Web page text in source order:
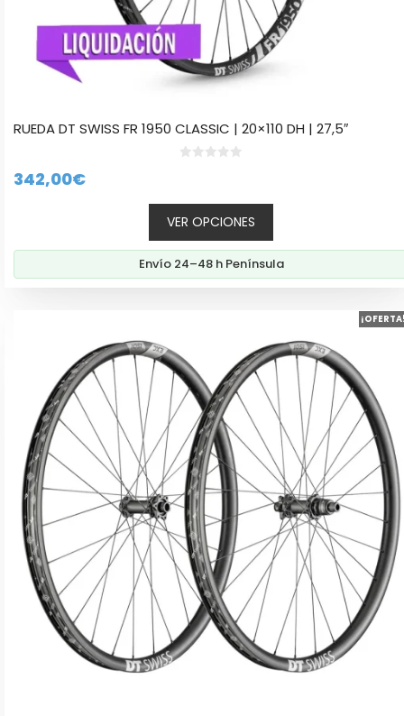
RUEDA DT SWISS FR 1950 CLASSIC | 20×110 DH | 27,5″
342,00€
VER OPCIONES
Envío 24–48 h Península
múltiples
variantes.
opciones
se
pueden
elegir
en
la
página
de
producto